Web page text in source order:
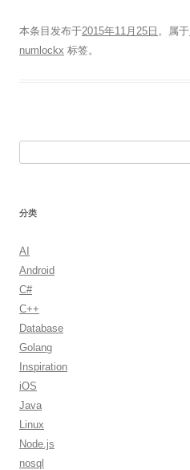
本条目发布于2015年11月25日 。属于
numlockx 标签。
分类
AI
Android
C#
C++
Database
Golang
Inspiration
iOS
Java
Linux
Node.js
nosql